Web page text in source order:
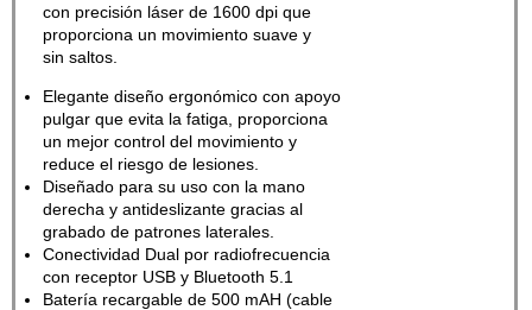
con precisión láser de 1600 dpi que
proporciona un movimiento suave y
sin saltos.
Elegante diseño ergonómico con apoyo
pulgar que evita la fatiga, proporciona
un mejor control del movimiento y
reduce el riesgo de lesiones.
Diseñado para su uso con la mano
derecha y antideslizante gracias al
grabado de patrones laterales.
Conectividad Dual por radiofrecuencia
con receptor USB y Bluetooth 5.1
Batería recargable de 500 mAH (cable